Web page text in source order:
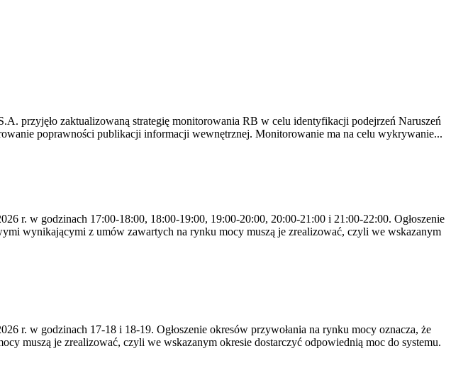
przyjęło zaktualizowaną strategię monitorowania RB w celu identyfikacji podejrzeń Naruszeń
poprawności publikacji informacji wewnętrznej. Monitorowanie ma na celu wykrywanie...
r. w godzinach 17:00-18:00, 18:00-19:00, 19:00-20:00, 20:00-21:00 i 21:00-22:00. Ogłoszenie
wynikającymi z umów zawartych na rynku mocy muszą je zrealizować, czyli we wskazanym
r. w godzinach 17-18 i 18-19. Ogłoszenie okresów przywołania na rynku mocy oznacza, że
muszą je zrealizować, czyli we wskazanym okresie dostarczyć odpowiednią moc do systemu.